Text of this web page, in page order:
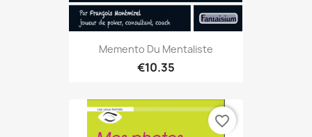
Memento Du Mentaliste
€10.35
favorite_border